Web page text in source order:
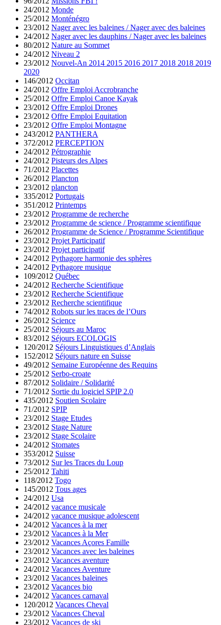
24/2012 Monde
25/2012 Monténégro
23/2012 Nager avec les baleines / Nager avec des baleines
24/2012 Nager avec les dauphins / Nager avec les baleines
80/2012 Nature au Sommet
24/2012 Niveau 2
23/2012 Nouvel-An 2014 2015 2016 2017 2018 2018 2019
2020
146/2012 Occitan
24/2012 Offre Emploi Accrobranche
25/2012 Offre Emploi Canoe Kayak
23/2012 Offre Emploi Drones
23/2012 Offre Emploi Equitation
23/2012 Offre Emploi Montagne
243/2012 PANTHERA
372/2012 PERCEPTION
24/2012 Pétrographie
24/2012 Pisteurs des Alpes
71/2012 Placettes
26/2012 Plancton
23/2012 plancton
335/2012 Portugais
351/2012 Printemps
23/2012 Programme de recherche
23/2012 Programme de science / Programme scientifique
26/2012 Programme de Science / Programme Scientifique
23/2012 Projet Participatif
23/2012 Projet participatif
24/2012 Pythagore harmonie des sphères
24/2012 Pythagore musique
109/2012 Québec
24/2012 Recherche Scientifique
23/2012 Recherche Scientifique
23/2012 Recherche scientifique
74/2012 Robots sur les traces de l’Ours
26/2012 Science
25/2012 Séjours au Maroc
83/2012 Séjours ECOLOGIS
120/2012 Séjours Linguistiques d’Anglais
152/2012 Séjours nature en Suisse
49/2012 Semaine Européenne des Requins
25/2012 Serbo-croate
87/2012 Solidaire / Solidarité
71/2012 Sortie du logiciel SPIP 2.0
435/2012 Soutien Scolaire
71/2012 SPIP
23/2012 Stage Etudes
23/2012 Stage Nature
23/2012 Stage Scolaire
24/2012 Stomates
353/2012 Suisse
73/2012 Sur les Traces du Loup
25/2012 Tahiti
118/2012 Togo
145/2012 Tous ages
24/2012 Usa
24/2012 vacance musicale
24/2012 vacance musique adolescent
24/2012 Vacances à la mer
23/2012 Vacances à la Mer
23/2012 Vacances Açores Famille
23/2012 Vacances avec les baleines
23/2012 Vacances aventure
24/2012 Vacances Aventure
23/2012 Vacances baleines
23/2012 Vacances bio
24/2012 Vacances carnaval
120/2012 Vacances Cheval
23/2012 Vacances Cheval
23/2012 Vacances de ski